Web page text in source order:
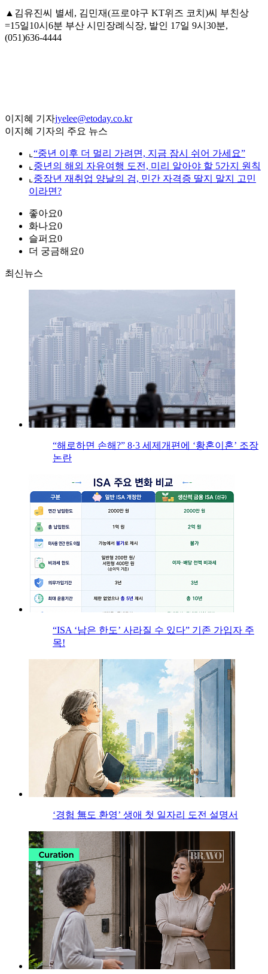
▲김유진씨 별세, 김민재(프로야구 KT위즈 코치)씨 부친상
=15일10시6분 부산 시민장례식장, 발인 17일 9시30분,
(051)636-4444
이지혜 기자jyelee@etoday.co.kr
이지혜 기자의 주요 뉴스
⌞ “중년 이후 더 멀리 가려면, 지금 잠시 쉬어 가세요”
⌞ 중년의 해외 자유여행 도전, 미리 알아야 할 5가지 원칙
⌞ 중장년 재취업 양날의 검, 민간 자격증 딸지 말지 고민
이라면?
좋아요0
화나요0
슬퍼요0
더 궁금해요0
최신뉴스
“해로하면 손해?” 8·3 세제개편에 ‘황혼이혼’ 조장
논란
“ISA ‘남은 한도’ 사라질 수 있다” 기존 가입자 주
목!
‘경험 無도 환영’ 생애 첫 일자리 도전 설명서